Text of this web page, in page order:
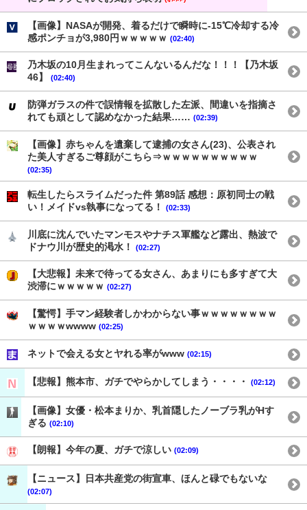
【画像】NASAが開発、着るだけで瞬時に-15℃冷却する冷
感ポンチョが3,980円ｗｗｗｗｗ (02:40)
乃木坂の10月生まれってこんないるんだな！！！【乃木坂
46】
(02:40)
防弾ガラスの件で誤情報を拡散した左派、間違いを指摘さ
れても頑として認めなかった結果…… (02:39)
【画像】赤ちゃんを遺棄して逮捕の女さん(23)、公表され
た美人すぎるご尊顔がこちら⇒ｗｗｗｗｗｗｗｗｗｗ
(02:35)
転生したらスライムだった件 第89話 感想：原初同士の戦
い！メイドvs執事になってる！
(02:33)
川底に沈んでいたマンモスやナチス軍艦など露出、熱波で
ドナウ川が歴史的渇水！
(02:27)
【大悲報】未来で待ってる女さん、あまりにも多すぎて大
渋滞にｗｗｗｗｗ (02:27)
【驚愕】手マン経験者しかわからない事ｗｗｗｗｗｗｗｗ
ｗｗｗｗwwww (02:25)
ネットで会える女とヤれる率がwww (02:15)
【悲報】熊本市、ガチでやらかしてしまう・・・・ (02:12)
【画像】女優・松本まりか、乳首隠したノーブラ乳がHす
ぎる (02:10)
【朗報】今年の夏、ガチで涼しい (02:09)
【ニュース】日本共産党の街宣車、ほんと碌でもないな
(02:07)